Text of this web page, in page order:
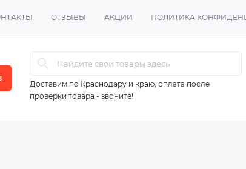
ОТЗЫВЫ АКЦИИ ПОЛИТИКА
Доставим по Краснодару и краю, оплата после
проверки товара - звоните!